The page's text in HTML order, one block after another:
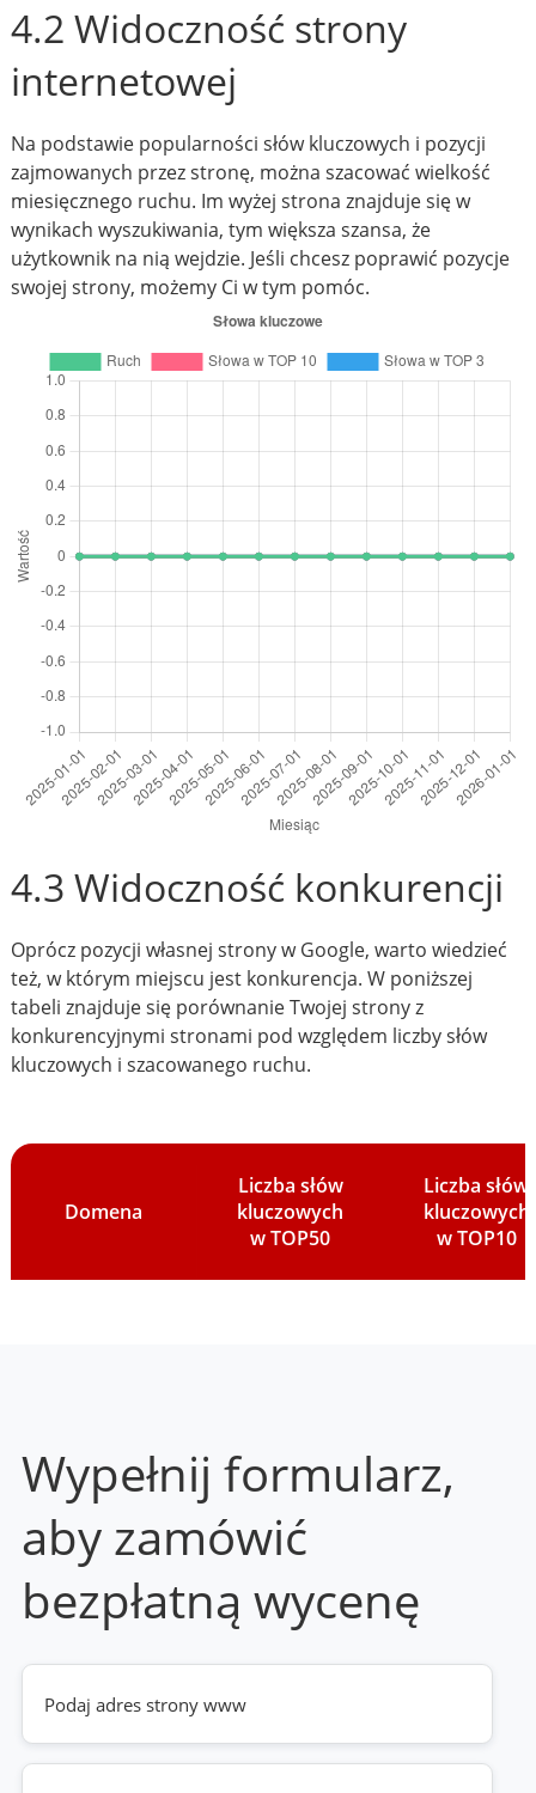
4.2 Widoczność strony
internetowej
Na podstawie popularności słów kluczowych i pozycji
zajmowanych przez stronę, można szacować wielkość
miesięcznego ruchu. Im wyżej strona znajduje się w
wynikach wyszukiwania, tym większa szansa, że
użytkownik na nią wejdzie. Jeśli chcesz poprawić pozycje
swojej strony, możemy Ci w tym pomóc.
4.3 Widoczność konkurencji
Oprócz pozycji własnej strony w Google, warto wiedzieć
też, w którym miejscu jest konkurencja. W poniższej
tabeli znajduje się porównanie Twojej strony z
konkurencyjnymi stronami pod względem liczby słów
kluczowych i szacowanego ruchu.
Domena
Liczba słów
kluczowych
w TOP50
Liczba słów
kluczowych
w TOP10
Wypełnij formularz,
aby zamówić
bezpłatną wycenę
Twoja
strona
www
(wymagane)
Telefon